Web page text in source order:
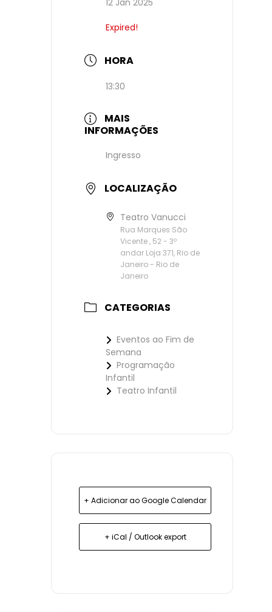
Expired!
HORA
13:30
MAIS
INFORMAÇÕES
Ingresso
LOCALIZAÇÃO
Teatro Vanucci
Rua Marques São
Vicente , 52 - 3º
andar Loja 371, Rio de
Janeiro - Rio de
Janeiro
CATEGORIAS
Eventos ao Fim de
Semana
Programação
Infantil
Teatro Infantil
+ Adicionar ao Google Calendar
+ iCal / Outlook export